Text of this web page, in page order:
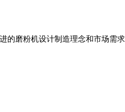
的磨粉机设计制造理念和市场需